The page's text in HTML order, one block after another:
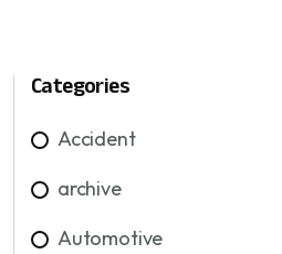
Categories
Accident
archive
Automotive